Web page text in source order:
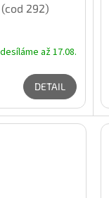
292)
až 17.08.
DETAIL